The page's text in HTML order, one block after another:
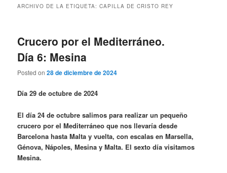
ARCHIVO DE LA ETIQUETA:CAPILLA DE CRISTO REY
Crucero por el Mediterráneo.
Día 6: Mesina
Posted on28 de diciembre de 2024
Día 29 de octubre de 2024
El día 24 de octubre salimos para realizar un pequeño
crucero por el Mediterráneo que nos llevaría desde
Barcelona hasta Malta y vuelta, con escalas en Marsella,
Génova, Nápoles, Mesina y Malta. El sexto día visitamos
Mesina.